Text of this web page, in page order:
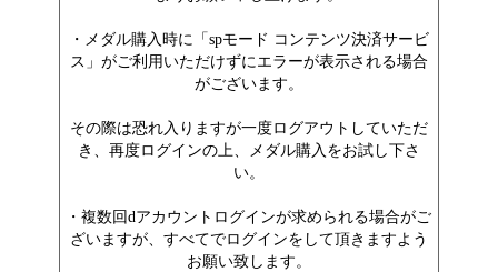
・メダル購入時に「spモード コンテンツ決済サービ
ス」がご利用いただけずにエラーが表示される場合
がございます。
その際は恐れ入りますが一度ログアウトしていただ
き、再度ログインの上、メダル購入をお試し下さ
い。
・複数回dアカウントログインが求められる場合がご
ざいますが、すべてでログインをして頂きますよう
お願い致します。